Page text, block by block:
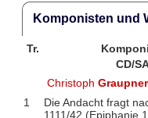
Komponisten und
Tr.
CD/
ChristophGraupner
1
Die Andacht fragt
1111/42 (Epiphanie